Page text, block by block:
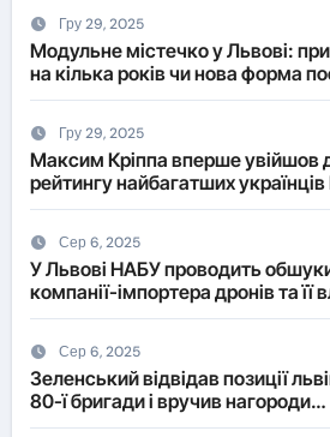
Гру 29, 2025
Модульне містечко у Львові:
на кілька років чи нова форма
житла?
Гру 29, 2025
Максим Кріппа вперше увійшов
рейтингу найбагатших українців
Сер 6, 2025
У Львові НАБУ проводить
компанії-імпортера дронів та її
Сер 6, 2025
Зеленський відвідав позиції
80-ї бригади і вручив нагороди
військовим